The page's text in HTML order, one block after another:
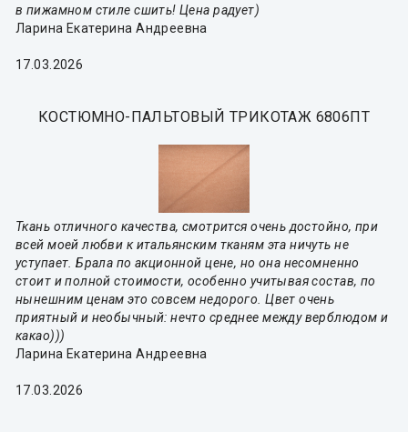
в пижамном стиле сшить! Цена радует)
Ларина Екатерина Андреевна
17.03.2026
КОСТЮМНО-ПАЛЬТОВЫЙ ТРИКОТАЖ 6806ПТ
Ткань отличного качества, смотрится очень достойно, при
всей моей любви к итальянским тканям эта ничуть не
уступает. Брала по акционной цене, но она несомненно
стоит и полной стоимости, особенно учитывая состав, по
нынешним ценам это совсем недорого. Цвет очень
приятный и необычный: нечто среднее между верблюдом и
какао)))
Ларина Екатерина Андреевна
17.03.2026